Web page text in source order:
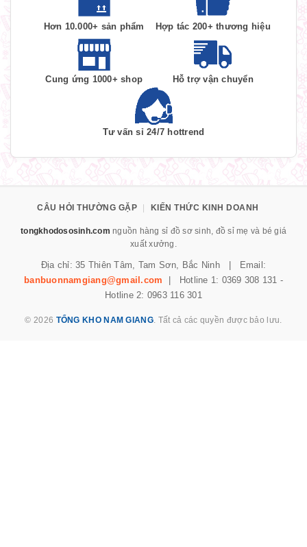
Hơn 10.000+ sản phẩm Hợp tác 200+ thương hiệu
Cung ứng 1000+ shop Hỗ trợ vận chuyển
Tư vấn sỉ 24/7 hottrend
CÂU HỎI THƯỜNG GẶP KIẾN THỨC KINH DOANH
tongkhodososinh.com nguồn hàng sỉ đồ sơ sinh, đồ sỉ mẹ và bé giá
xuất xưởng.
Địa chỉ: 35 Thiên Tâm, Tam Sơn, Bắc Ninh | Email:
banbuonnamgiang@gmail.com | Hotline 1: 0369 308 131 -
Hotline 2: 0963 116 301
© 2026 TỔNG KHO NAM GIANG. Tất cả các quyền được bảo lưu.